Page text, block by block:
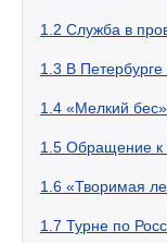
1.2 Служба в
1.3 В
1.4 «Мелкий бес»
1.5 Обращение к
1.6 «Творимая
1.7 Турне по